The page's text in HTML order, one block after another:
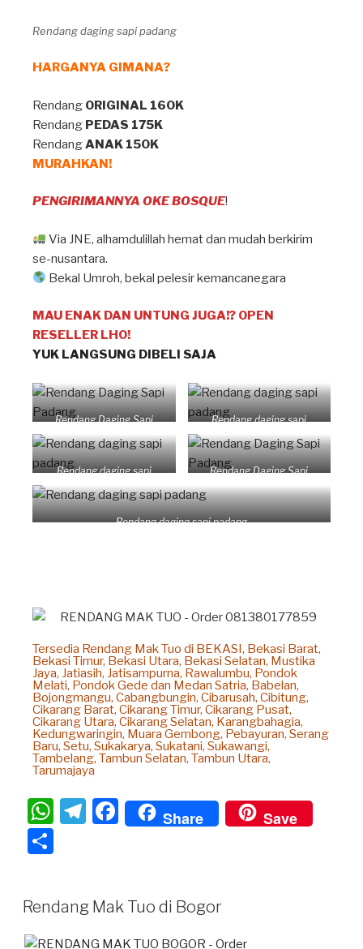
Rendang daging sapi padang
HARGANYA GIMANA?
Rendang ORIGINAL 160K
Rendang PEDAS 175K
RendangANAK 150K
MURAHKAN!
PENGIRIMANNYA OKE BOSQUE!
Via JNE, alhamdulillah hemat dan mudah berkirim
se-nusantara.
Bekal Umroh, bekal pelesir kemancanegara
MAU ENAK DAN UNTUNG JUGA!? OPEN
RESELLER LHO!
YUK LANGSUNG DIBELI SAJA
Rendang Daging Sapi
Padang
Rendang daging sapi
padang
Rendang daging sapi
padang
Rendang Daging Sapi
Padang
Rendang daging sapi padang
Tersedia Rendang Mak Tuo di BEKASI, Bekasi Barat,
Bekasi Timur, Bekasi Utara, Bekasi Selatan, Mustika
Jaya, Jatiasih, Jatisampurna, Rawalumbu, Pondok
Melati, Pondok Gede dan Medan Satria, Babelan,
Bojongmangu, Cabangbungin, Cibarusah, Cibitung,
Cikarang Barat, Cikarang Timur, Cikarang Pusat,
Cikarang Utara, Cikarang Selatan, Karangbahagia,
Kedungwaringin, Muara Gembong, Pebayuran, Serang
Baru, Setu, Sukakarya, Sukatani, Sukawangi,
Tambelang, Tambun Selatan, Tambun Utara,
Tarumajaya
W
A
p
T
a
m
F
a
b
o
Share Save
ar
e
Rendang Mak Tuo di Bogor